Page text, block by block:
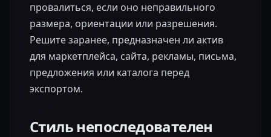
провалиться, если оно неправильного
размера, ориентации или разрешения.
Решите заранее, предназначен ли актив
для маркетплейса, сайта, рекламы, письма,
предложения или каталога перед
экспортом.
Стиль непоследователен